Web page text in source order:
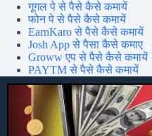
गूगल पे से पैसे कैसे कमायें
फोन पे से पैसे कैसे कमायें
EarnKaro से पैसे कैसे कमायें
Josh App से पैसा कैसे कमाए
Groww एप से पैसे कैसे कमायें
PAYTM से पैसे कैसे कमायें